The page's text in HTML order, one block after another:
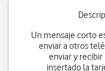
Un mensaje corto
enviar a otros
enviar y recibir
insertado la